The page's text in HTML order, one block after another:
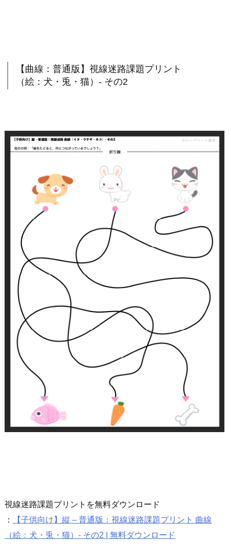
【曲線：普通版】視線迷路課題プリント
（絵：犬・兎・猫）- その2
視線迷路課題プリントを無料ダウンロード
：
【子供向け】縦 – 普通版：視線迷路課題プリント 曲線
（絵：犬・兎・猫）- その2 | 無料ダウンロード